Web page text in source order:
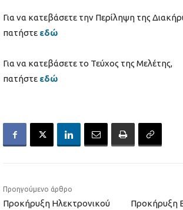
Για να κατεβάσετε την Περίληψη της
πατήστε εδώ
Για να κατεβάσετε το Τεύχος της Μελέτης,
πατήστε εδώ
Προηγούμενο άρθρο
Προκήρυξη Ηλεκτρονικού
Προκήρυξη